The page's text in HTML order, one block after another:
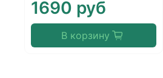
1690 руб
В корзину